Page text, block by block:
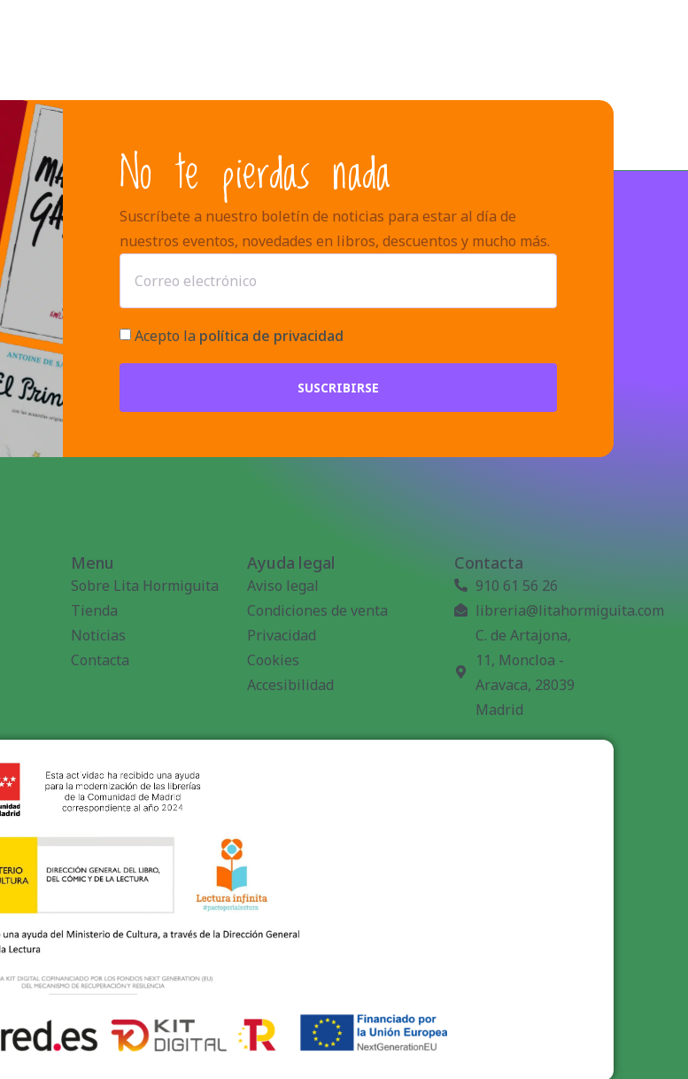
No te pierdas nada
Suscríbete a nuestro boletín de noticias para estar al día de
nuestros eventos, novedades en libros, descuentos y mucho más.
Acepto la política de privacidad
SUSCRIBIRSE
Menu
Sobre Lita Hormiguita
Tienda
Noticias
Contacta
Ayuda legal
Aviso legal
Condiciones de venta
Privacidad
Cookies
Accesibilidad
Contacta
910 61 56 26
libreria@litahormiguita.com
C. de Artajona,
11, Moncloa -
Aravaca, 28039
Madrid